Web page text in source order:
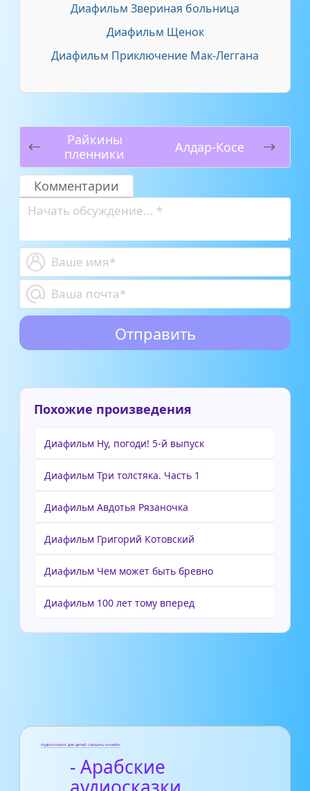
Диафильм Звериная больница
Диафильм Щенок
Диафильм Приключение Мак-Леггана
Райкины
пленники
Алдар-Косе
Комментарии
Похожие произведения
Диафильм Ну, погоди! 5-й выпуск
Диафильм Три толстяка. Часть 1
Диафильм Авдотья Рязаночка
Диафильм Григорий Котовский
Диафильм Чем может быть бревно
Диафильм 100 лет тому вперед
Аудиосказки для детей слушать онлайн
- Арабские